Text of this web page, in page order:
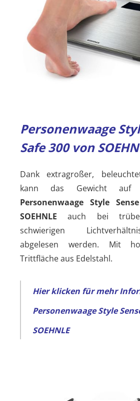
Personenwaage
Safe 300 von
Dank extragroßer,
kann das Gewicht
Personenwaage Style
SOEHNLE auch bei
schwierigen
abgelesen werden. Mit
Trittfläche aus Edelstahl.
Hier klicken für mehr
Personenwaage Style
SOEHNLE